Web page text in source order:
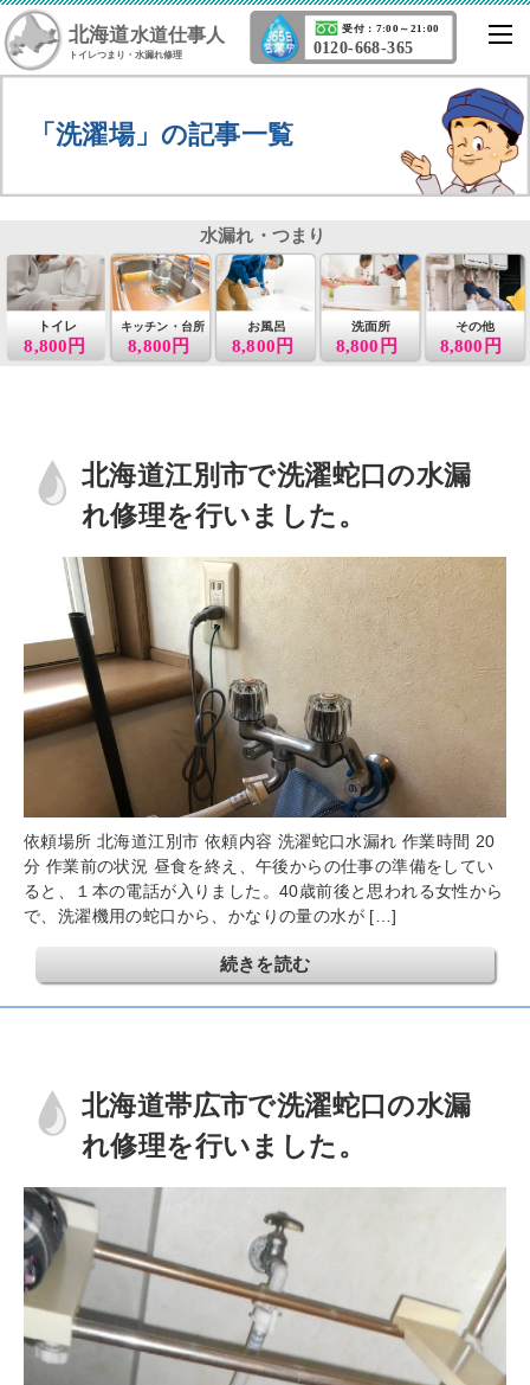
北海道水道仕事人
トイレつまり・水漏れ修理 0120-668-365
受付：7:00～21:00
「洗濯場」の記事一覧
8,800円
トイレ
8,800円
キッチン・台所 お風呂
8,800円
洗面所
8,800円
その他
8,800円
水漏れ・つまり
北海道江別市で洗濯蛇口の水漏
れ修理を行いました。
依頼場所 北海道江別市 依頼内容 洗濯蛇口水漏れ 作業時間 20
分 作業前の状況 昼食を終え、午後からの仕事の準備をしてい
ると、１本の電話が入りました。40歳前後と思われる女性から
で、洗濯機用の蛇口から、かなりの量の水が […]
続きを読む
北海道帯広市で洗濯蛇口の水漏
れ修理を行いました。